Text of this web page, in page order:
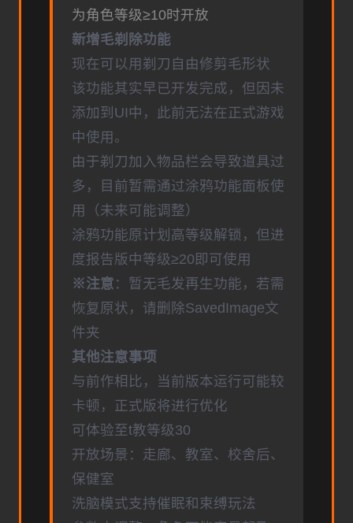
为角色等级≥10时开放
新增毛剃除功能
现在可以用剃刀自由修剪毛形状
该功能其实早已开发完成，但因未
添加到UI中，此前无法在正式游戏
中使用。
由于剃刀加入物品栏会导致道具过
多，目前暂需通过涂鸦功能面板使
用（未来可能调整）
涂鸦功能原计划高等级解锁，但进
度报告版中等级≥20即可使用
※注意 ：暂无毛发再生功能，若需
恢复原状，请删除SavedImage文
件夹
其他注意事项
与前作相比，当前版本运行可能较
卡顿，正式版将进行优化
可体验至t教等级30
开放场景：走廊、教室、校舍后、
保健室
洗脑模式支持催眠和束缚玩法